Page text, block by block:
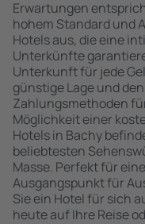
Erwartungen
hohem Standard und
Hotels aus, die eine
Unterkünfte
Unterkunft für jede
günstige Lage und
Zahlungsmethoden
Möglichkeit einer
Hotels in Bachy
beliebtesten
Masse. Perfekt für
Ausgangspunkt für
Sie ein Hotel für sich
heute auf Ihre Reise